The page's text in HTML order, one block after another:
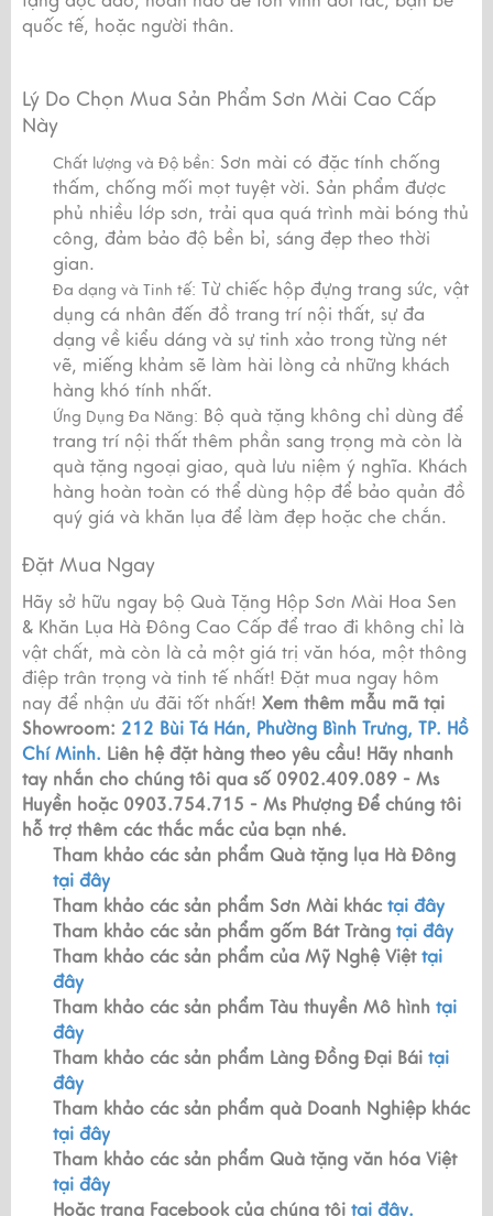
quốc tế, hoặc người thân.
Lý Do Chọn Mua Sản Phẩm Sơn Mài Cao Cấp
Này
Chất lượng và Độ bền: Sơn mài có đặc tính chống
thấm, chống mối mọt tuyệt vời. Sản phẩm được
phủ nhiều lớp sơn, trải qua quá trình mài bóng thủ
công, đảm bảo độ bền bỉ, sáng đẹp theo thời
gian.
Đa dạng và Tinh tế: Từ chiếc hộp đựng trang sức, vật
dụng cá nhân đến đồ trang trí nội thất, sự đa
dạng về kiểu dáng và sự tinh xảo trong từng nét
vẽ, miếng khảm sẽ làm hài lòng cả những khách
hàng khó tính nhất.
Ứng Dụng Đa Năng: Bộ quà tặng không chỉ dùng để
trang trí nội thất thêm phần sang trọng mà còn là
quà tặng ngoại giao, quà lưu niệm ý nghĩa. Khách
hàng hoàn toàn có thể dùng hộp để bảo quản đồ
quý giá và khăn lụa để làm đẹp hoặc che chắn.
Đặt Mua Ngay
Hãy sở hữu ngay bộ Quà Tặng Hộp Sơn Mài Hoa Sen
& Khăn Lụa Hà Đông Cao Cấp để trao đi không chỉ là
vật chất, mà còn là cả một giá trị văn hóa, một thông
điệp trân trọng và tinh tế nhất! Đặt mua ngay hôm
nay để nhận ưu đãi tốt nhất! Xem thêm mẫu mã tại
Showroom: 212 Bùi Tá Hán, Phường Bình Trưng, TP. Hồ
Chí Minh. Liên hệ đặt hàng theo yêu cầu! Hãy nhanh
tay nhắn cho chúng tôi qua số 0902.409.089 - Ms
Huyền hoặc 0903.754.715 - Ms Phượng Để chúng tôi
hỗ trợ thêm các thắc mắc của bạn nhé.
Tham khảo các sản phẩm Quà tặng lụa Hà Đông
tại đây
Tham khảo các sản phẩm Sơn Mài khác tại đây
Tham khảo các sản phẩm gốm Bát Tràng tại đây
Tham khảo các sản phẩm của Mỹ Nghệ Việttại
đây
Tham khảo các sản phẩm Tàu thuyền Mô hình tại
đây
Tham khảo các sản phẩm Làng Đồng Đại Bái tại
đây
Tham khảo các sản phẩm quà Doanh Nghiệp khác
tại đây
Tham khảo các sản phẩm Quà tặng văn hóa Việt
tại đây
Hoặc trang Facebook của chúng tôi tại đây.